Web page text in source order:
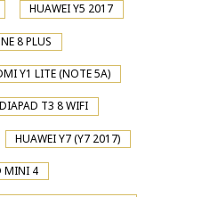
HUAWEI Y5 2017
8 PLUS
Y1 LITE (NOTE 5A)
T3 8 WIFI
HUAWEI Y7 (Y7 2017)
MINI 4